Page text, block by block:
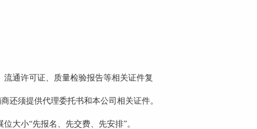
通许可证、质量检验报告等相关证件复
还须提供代理委托书和本公司相关证件。
大小“先报名、先交费、先安排”。